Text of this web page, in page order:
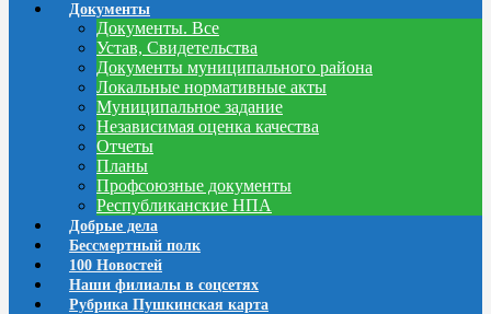
Документы
Документы. Все
Устав, Свидетельства
Документы муниципального района
Локальные нормативные акты
Муниципальное задание
Независимая оценка качества
Отчеты
Планы
Профсоюзные документы
Республиканские НПА
Добрые дела
Бессмертный полк
100 Новостей
Наши филиалы в соцсетях
Рубрика Пушкинская карта